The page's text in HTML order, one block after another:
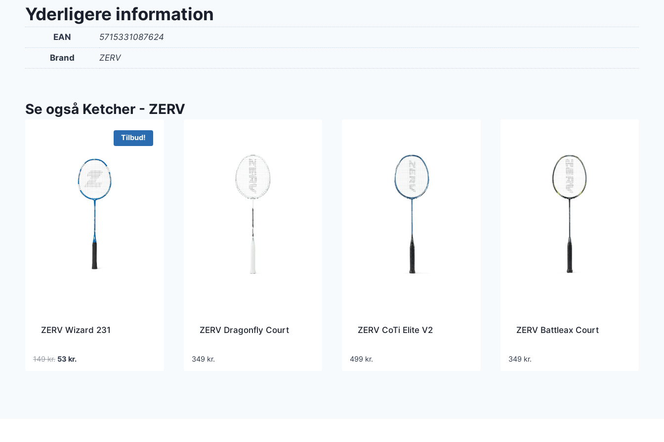
Yderligere information
EAN 5715331087624
Brand ZERV
Se også Ketcher - ZERV
Tilbud!
ZERV Wizard 231
149kr. Den
53 kr.Den
ZERV Dragonfly Court
349 kr.
ZERV CoTi Elite V2
499 kr.
ZERV Battleax Court
349 kr.